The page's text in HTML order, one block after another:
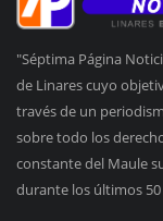
"Séptima Página
de Linares cuyo
través de un
sobre todo los
constante del Maule
durante los últimos 50